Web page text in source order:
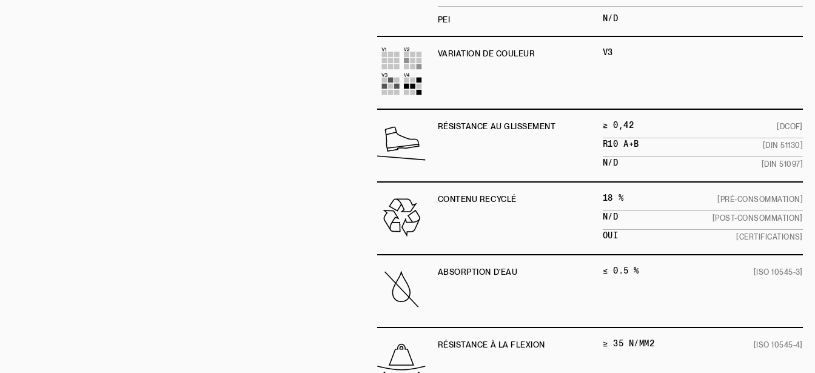
PEI N/D
VARIATION DE COULEUR V3
RÉSISTANCE AU GLISSEMENT ≥ 0,42 [DCOF]
R10 A+B [DIN 51130]
N/D [DIN 51097]
CONTENU RECYCLÉ 18 % [PRÉ-CONSOMMATION]
N/D [POST-CONSOMMATION]
OUI [CERTIFICATIONS]
ABSORPTION D’EAU ≤ 0.5 % [ISO 10545-3]
RÉSISTANCE À LA FLEXION ≥ 35 N/MM2 [ISO 10545-4]